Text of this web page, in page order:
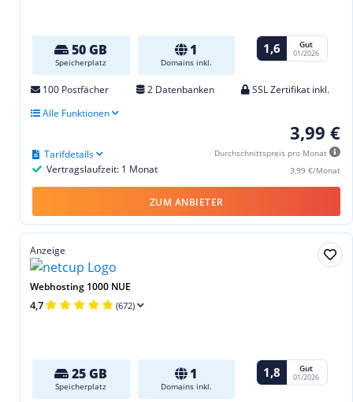
50 GB
Speicherplatz
1
Domains inkl.
1,6 Gut
01/2026
100 Postfächer 2 Datenbanken
SSL Zertifikat inkl.
Alle Funktionen
3,99 €
Durchschnittspreis pro Monat
3,99 €/Monat
Vertragslaufzeit: 1 Monat
Tarifdetails
ZUM ANBIETER
Anzeige
Webhosting 1000 NUE
4,7 (672)
25 GB
Speicherplatz
1
Domains inkl.
1,8 Gut
01/2026